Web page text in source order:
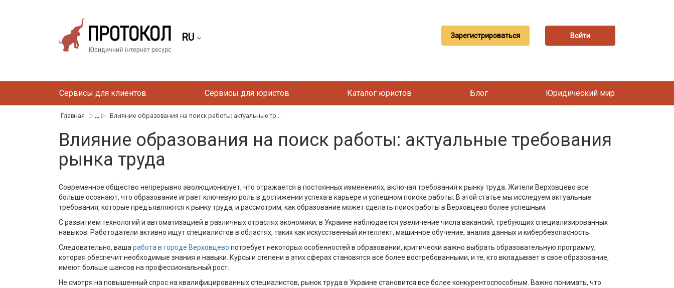
RU Зарегистрироваться Войти
Сервисы для клиентов Сервисы для юристов Каталог юристов Блог Юридический мир
Главная ... Влияние образования на поиск работы: актуальные тр...
Влияние образования на поиск работы: актуальные требования
рынка труда
Современное общество непрерывно эволюционирует, что отражается в постоянных изменениях, включая требования к рынку труда. Жители Верховцево все
больше осознают, что образование играет ключевую роль в достижении успеха в карьере и успешном поиске работы. В этой статье мы исследуем актуальные
требования, которые предъявляются к рынку труда, и рассмотрим, как образование может сделать поиск работы в Верховцево более успешным.
С развитием технологий и автоматизацией в различных отраслях экономики, в Украине наблюдается увеличение числа вакансий, требующих специализированных
навыков. Работодатели активно ищут специалистов в областях, таких как искусственный интеллект, машинное обучение, анализ данных и кибербезопасность.
Следовательно, ваша работа в городе Верховцево потребует некоторых особенностей в образовании, критически важно выбрать образовательную программу,
которая обеспечит необходимые знания и навыки. Курсы и степени в этих сферах становятся все более востребованными, и те, кто вкладывает в свое образование,
имеют больше шансов на профессиональный рост.
Не смотря на повышенный спрос на квалифицированных специалистов, рынок труда в Украине становится все более конкурентоспособным. Важно понимать, что